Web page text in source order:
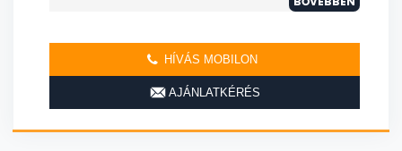
HÍVÁS MOBILON
AJÁNLATKÉRÉS